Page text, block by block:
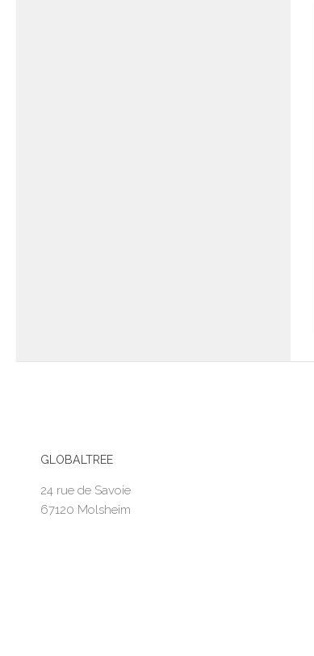
GLOBALTREE
24 rue de Savoie
67120 Molsheim